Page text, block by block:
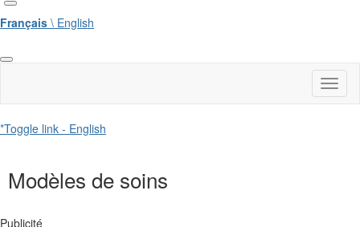
Français \ English
*Toggle link - English
Modèles de soins
Publicité